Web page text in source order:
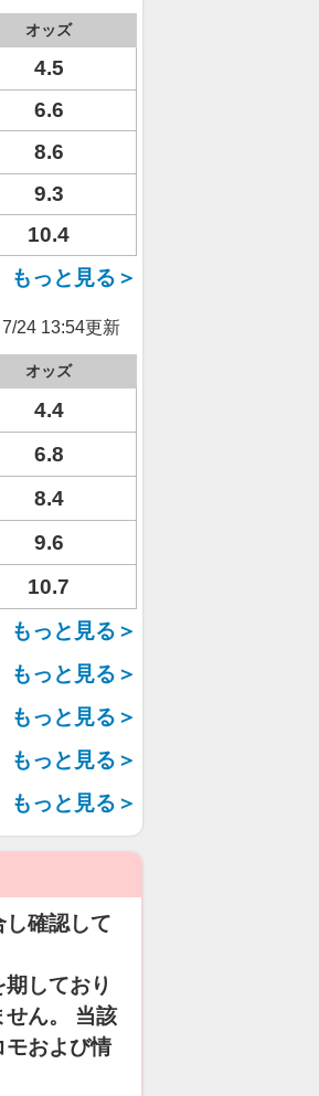
オッズ
4.5
6.6
8.6
9.3
10.4
もっと見る＞
7/24 13:54更新
オッズ
4.4
6.8
8.4
9.6
10.7
もっと見る＞
もっと見る＞
もっと見る＞
もっと見る＞
もっと見る＞
確認して
しており
せん。 当該
モおよび情